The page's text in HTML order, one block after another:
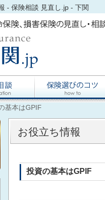
- 保険相談 見直し.jp - 下関
基本はGPIF
お役立ち情報
投資の基本はGPIF